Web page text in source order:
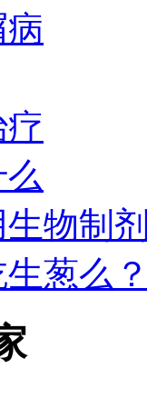
物制
葱么